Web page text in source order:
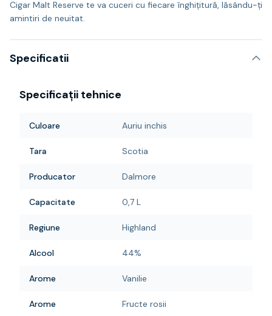
Cigar Malt Reserve te va cuceri cu fiecare înghițitură, lăsându-ți
amintiri de neuitat.
Specificatii
Specificații tehnice
Culoare Auriu inchis
Tara Scotia
Producator Dalmore
Capacitate 0,7 L
Regiune Highland
Alcool 44%
Arome Vanilie
Arome Fructe rosii